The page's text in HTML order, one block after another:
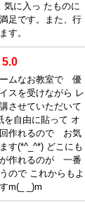
気に入っ たものに
足です。また、行
す。
5.0
ムなお教室で 優
スを受けながら レ
させていただいて
を自由に貼って オ
回作れるので お気
す(*^_^*) どこにも
作れるのが 一番
ので これからもよ
m(_ _)m